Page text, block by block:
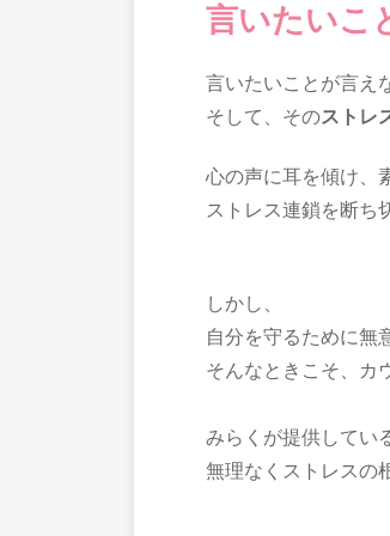
言いたいこ
言いたいことが言え
そして、そのストレ
心の声に耳を傾け、
ストレス連鎖を断ち
しかし、
自分を守るために無
そんなときこそ、カ
みらくが提供してい
無理なくストレスの